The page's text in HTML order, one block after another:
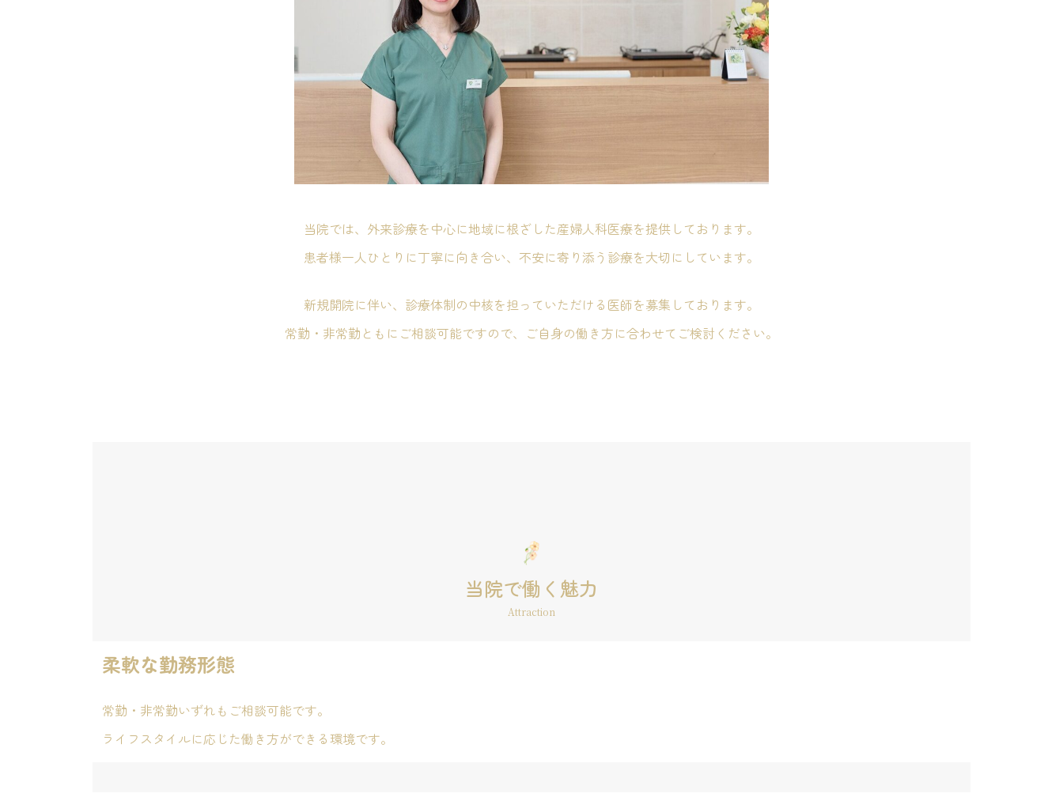
当院では、外来診療を中心に地域に根ざした産婦人科医療を提供しております。
患者様一人ひとりに丁寧に向き合い、不安に寄り添う診療を大切にしています。
新規開院に伴い、診療体制の中核を担っていただける医師を募集しております。
常勤・非常勤ともにご相談可能ですので、ご自身の働き方に合わせてご検討ください。
当院で働く魅力
Attraction
柔軟な勤務形態
常勤・非常勤いずれもご相談可能です。
ライフスタイルに応じた働き方ができる環境です。